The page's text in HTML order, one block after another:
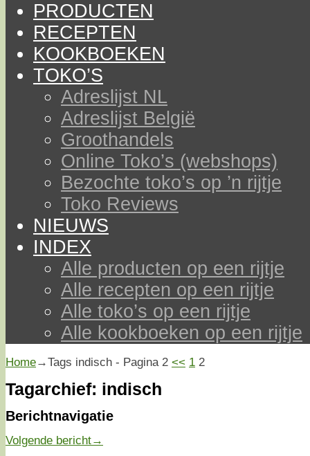
PRODUCTEN
RECEPTEN
KOOKBOEKEN
TOKO’S
Adreslijst NL
Adreslijst België
Groothandels
Online Toko’s (webshops)
Bezochte toko’s op ’n rijtje
Toko Reviews
NIEUWS
INDEX
Alle producten op een rijtje
Alle recepten op een rijtje
Alle toko’s op een rijtje
Alle kookboeken op een rijtje
Home→Tags indisch - Pagina 2 << 1 2
Tagarchief: indisch
Berichtnavigatie
Volgende bericht→